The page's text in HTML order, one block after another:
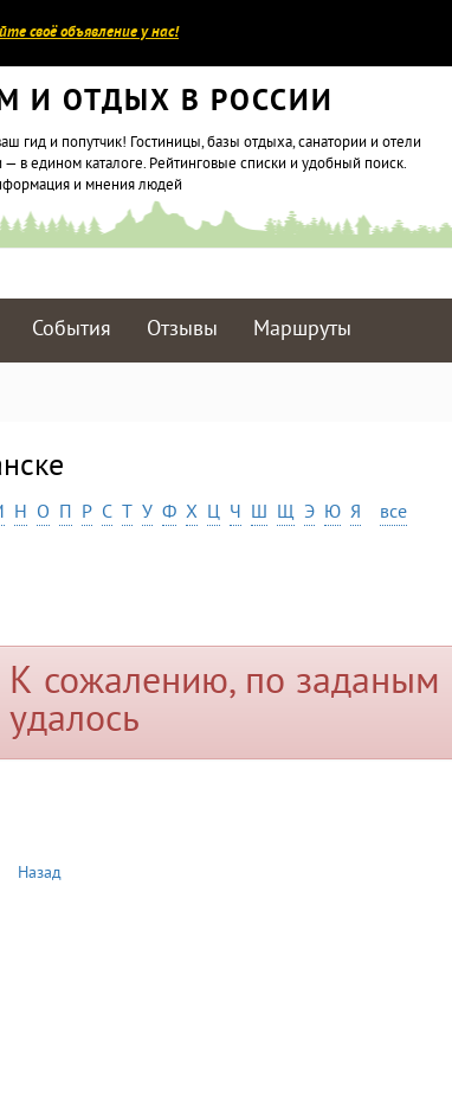
своё объявление у нас!
И ОТДЫХ В РОССИИ
гид и попутчик! Гостиницы, базы отдыха, санатории и отели
— в едином каталоге. Рейтинговые списки и удобный поиск.
и мнения людей
События Отзывы Маршруты
Н О П Р С Т У Ф Х Ц Ч Ш Щ Э Ю Я все
К сожалению, по заданым
удалось
Назад